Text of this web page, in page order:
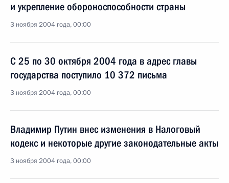
и укрепление обороноспособности страны
3 ноября 2004 года, 00:00
С 25 по 30 октября 2004 года в адрес главы
государства поступило 10 372 письма
3 ноября 2004 года, 00:00
Владимир Путин внес изменения в Налоговый
кодекс и некоторые другие законодательные акты
3 ноября 2004 года, 00:00